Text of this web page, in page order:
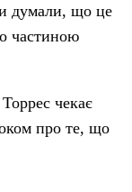
думали, що це
частиною
чекає
про те, що